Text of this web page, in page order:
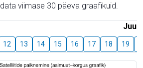
viimase 30 päeva graafikuid.
Juuli
12 13 14 15 16 17 18 19